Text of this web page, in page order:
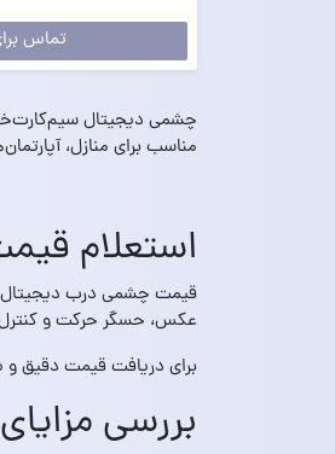
تماس
چشمی دیجیتال
مناسب برای منازل،
استعلام
قیمت چشمی درب دیجیتال
عکس، حسگر حرکت و کنترل
برای دریافت قیمت دقیق و
بررسی